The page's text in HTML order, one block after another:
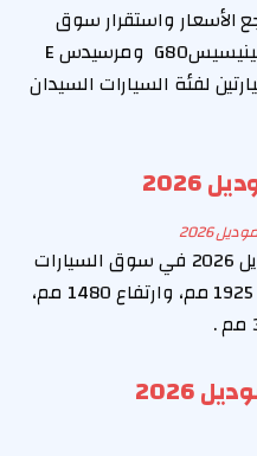
الأسعار واستقرار سوق
السيارات المصري، ومن بينها: جينيسيس‎ G80 ومرسيدس E
السيارتين لفئة السيارات السيدان
تأتى سيارة جينيسيس‎ G80موديل 2026 في سوق السيارات
المصري بطول 5135 مم، وعرض 1925 مم، وارتفاع 1480 مم،